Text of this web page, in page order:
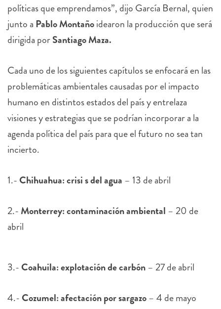
políticas que emprendamos”, dijo García Bernal, quien
junto a Pablo Montañoidearon la producción que será
dirigida porSantiago Maza.
Cada uno de los siguientes capítulos se enfocará en las
problemáticas ambientales causadas por el impacto
humano en distintos estados del país y entrelaza
visiones y estrategias que se podrían incorporar a la
agenda política del país para que el futuro no sea tan
incierto.
1.-Chihuahua: crisi s del agua – 13 de abril
2.- Monterrey: contaminación ambiental – 20 de
abril
3.-Coahuila: explotación de carbón– 27 de abril
4.-Cozumel: afectación por sargazo– 4 de mayo